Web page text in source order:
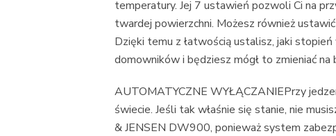
temperatury. Jej 7 ustawień pozwoli Ci na
twardej powierzchni. Możesz również
Dzięki temu z łatwością ustalisz, jaki
domowników i będziesz mógł to zmieniać na
AUTOMATYCZNE WYŁĄCZANIEPrzy
świecie. Jeśli tak właśnie się stanie, nie
& JENSEN DW900, ponieważ system